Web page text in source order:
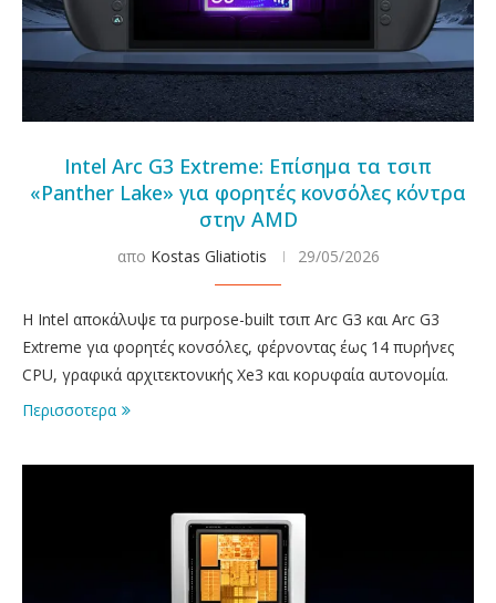
Intel Arc G3 Extreme: Επίσημα τα τσιπ
«Panther Lake» για φορητές κονσόλες κόντρα
στην AMD
απο Kostas Gliatiotis 29/05/2026
Η Intel αποκάλυψε τα purpose-built τσιπ Arc G3 και Arc G3
Extreme για φορητές κονσόλες, φέρνοντας έως 14 πυρήνες
CPU, γραφικά αρχιτεκτονικής Xe3 και κορυφαία αυτονομία.
Περισσοτερα